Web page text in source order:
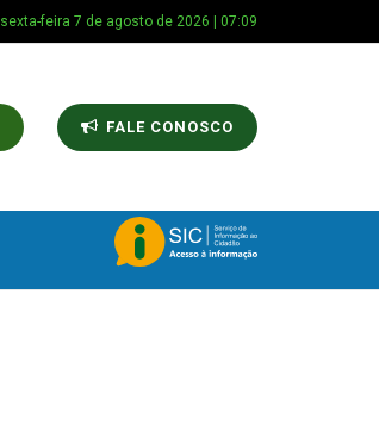
sexta-feira 7 de agosto de 2026 | 07:09
FALE CONOSCO